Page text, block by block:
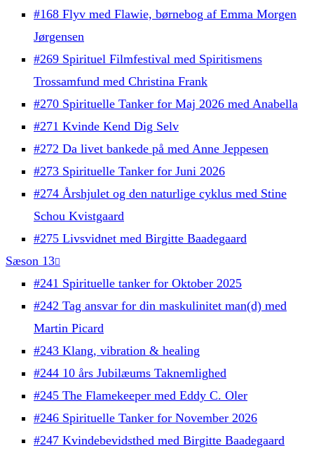
#168 Flyv med Flawie, børnebog af Emma Morgen
Jørgensen
#269 Spirituel Filmfestival med Spiritismens
Trossamfund med Christina Frank
#270 Spirituelle Tanker for Maj 2026 med Anabella
#271 Kvinde Kend Dig Selv
#272 Da livet bankede på med Anne Jeppesen
#273 Spirituelle Tanker for Juni 2026
#274 Årshjulet og den naturlige cyklus med Stine
Schou Kvistgaard
#275 Livsvidnet med Birgitte Baadegaard
Sæson 13
#241 Spirituelle tanker for Oktober 2025
#242 Tag ansvar for din maskulinitet man(d) med
Martin Picard
#243 Klang, vibration & healing
#244 10 års Jubilæums Taknemlighed
#245 The Flamekeeper med Eddy C. Oler
#246 Spirituelle Tanker for November 2026
#247 Kvindebevidsthed med Birgitte Baadegaard